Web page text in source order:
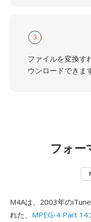
3
ファイルを変換す
ウンロードできま
フォー
M4Aは、2003年の
れた、 MPEG-4 Part 14